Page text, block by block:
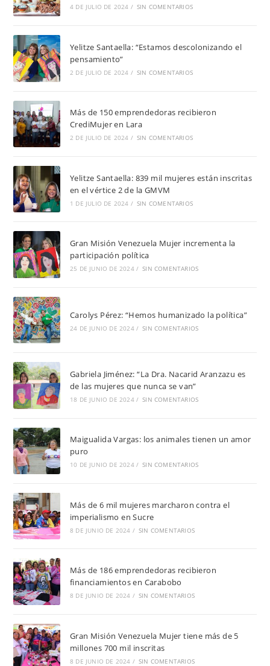
4 DE JULIO DE 2024 / SIN COMENTARIOS
Yelitze Santaella: “Estamos descolonizando el
pensamiento”
2 DE JULIO DE 2024 / SIN COMENTARIOS
Más de 150 emprendedoras recibieron
CrediMujer en Lara
2 DE JULIO DE 2024 / SIN COMENTARIOS
Yelitze Santaella: 839 mil mujeres están inscritas
en el vértice 2 de la GMVM
1 DE JULIO DE 2024 / SIN COMENTARIOS
Gran Misión Venezuela Mujer incrementa la
participación política
25 DE JUNIO DE 2024 / SIN COMENTARIOS
Carolys Pérez: “Hemos humanizado la política”
24 DE JUNIO DE 2024 / SIN COMENTARIOS
Gabriela Jiménez: “La Dra. Nacarid Aranzazu es
de las mujeres que nunca se van”
18 DE JUNIO DE 2024 / SIN COMENTARIOS
Maigualida Vargas: los animales tienen un amor
puro
10 DE JUNIO DE 2024 / SIN COMENTARIOS
Más de 6 mil mujeres marcharon contra el
imperialismo en Sucre
8 DE JUNIO DE 2024 / SIN COMENTARIOS
Más de 186 emprendedoras recibieron
financiamientos en Carabobo
8 DE JUNIO DE 2024 / SIN COMENTARIOS
Gran Misión Venezuela Mujer tiene más de 5
millones 700 mil inscritas
8 DE JUNIO DE 2024 / SIN COMENTARIOS